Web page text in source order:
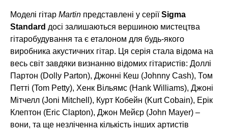
Моделі гітар Martin представлені у серіїSigma
Standard досі залишаються вершиною мистецтва
гітаробудування та є еталоном для будь-якого
виробника акустичних гітар. Ця серія стала відома на
весь світ завдяки визнанню відомих гітаристів: Доллі
Партон (Dolly Parton), Джонні Кеш (Johnny Cash), Том
Петті (Tom Petty), Хенк Вільямс (Hank Williams), Джоні
Мітчелл (Joni Mitchell), Курт Кобейн (Kurt Cobain), Ерік
Клептон (Eric Clapton), Джон Мейєр (John Mayer) –
вони, та ще незліченна кількість інших артистів